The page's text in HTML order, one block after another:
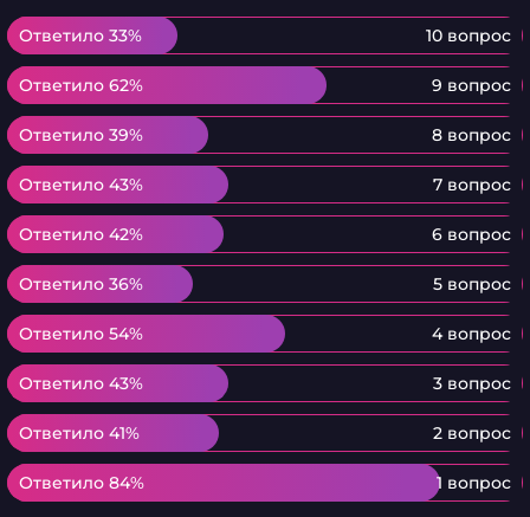
Ответило 33% 10 вопрос
Ответило 33%
Ответило 62% 9 вопрос
Ответило 62%
Ответило 39% 8 вопрос
Ответило 39%
Ответило 43% 7 вопрос
Ответило 43%
Ответило 42% 6 вопрос
Ответило 42%
Ответило 36% 5 вопрос
Ответило 36%
Ответило 54% 4 вопрос
Ответило 54%
Ответило 43% 3 вопрос
Ответило 43%
Ответило 41% 2 вопрос
Ответило 41%
Ответило 84% 1 вопрос
Ответило 84%